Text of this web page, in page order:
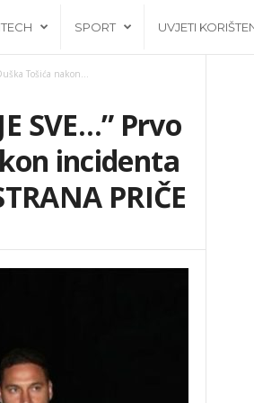
SPORT UVJETI
Tošića nakon...
SVE…” Prvo
incidenta
PRIČE